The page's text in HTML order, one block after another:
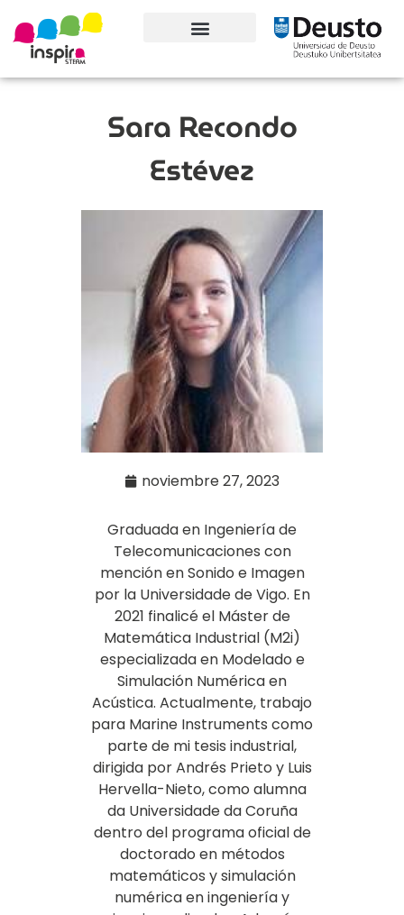
Sara Recondo
Estévez
noviembre 27, 2023
Graduada en Ingeniería de
Telecomunicaciones con
mención en Sonido e Imagen
por la Universidade de Vigo. En
2021 finalicé el Máster de
Matemática Industrial (M2i)
especializada en Modelado e
Simulación Numérica en
Acústica. Actualmente, trabajo
para Marine Instruments como
parte de mi tesis industrial,
dirigida por Andrés Prieto y Luis
Hervella-Nieto, como alumna
da Universidade da Coruña
dentro del programa oficial de
doctorado en métodos
matemáticos y simulación
numérica en ingeniería y